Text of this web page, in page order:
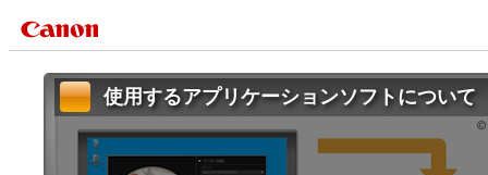
使用するアプリケーションソフトについて